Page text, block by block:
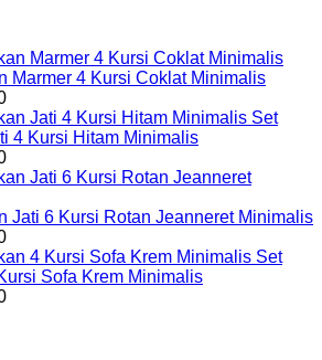
Marmer 4 Kursi Coklat Minimalis
Set
4 Kursi Hitam Minimalis
Jati 6 Kursi Rotan Jeanneret Minimalis
Set
Sofa Krem Minimalis